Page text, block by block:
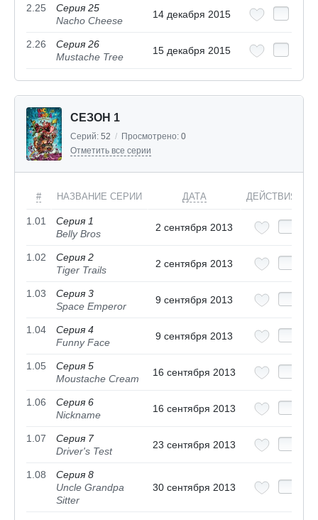
2.25
Серия 25
Nacho Cheese
14 декабря 2015
2.26
Серия 26
Mustache Tree
15 декабря 2015
СЕЗОН 1
Серий: 52 / Просмотрено: 0
Отметить все серии
# НАЗВАНИЕ СЕРИИ ДАТА ДЕЙСТВИЯ
1.01
Серия 1
Belly Bros
2 сентября 2013
1.02
Серия 2
Tiger Trails
2 сентября 2013
1.03
Серия 3
Space Emperor
9 сентября 2013
1.04
Серия 4
Funny Face
9 сентября 2013
1.05
Серия 5
Moustache Cream
16 сентября 2013
1.06
Серия 6
Nickname
16 сентября 2013
1.07
Серия 7
Driver's Test
23 сентября 2013
1.08
Серия 8
Uncle Grandpa
Sitter
30 сентября 2013